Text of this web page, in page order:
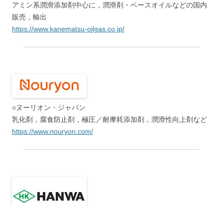
アミン系潤滑添加剤中心に，潤滑剤・ベースオイルなどの国内
販売，輸出
https://www.kanematsu-oilgas.co.jp/
○ヌーリオン・ジャパン
乳化剤，腐食防止剤，極圧／耐摩耗添加剤，潤滑性向上剤など
https://www.nouryon.com/